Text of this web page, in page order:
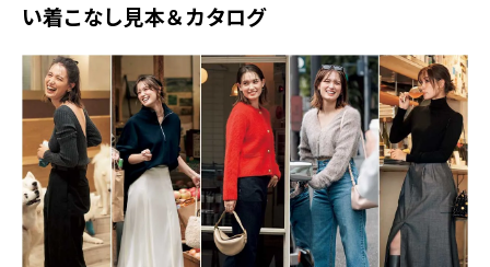
い着こなし見本＆カタログ